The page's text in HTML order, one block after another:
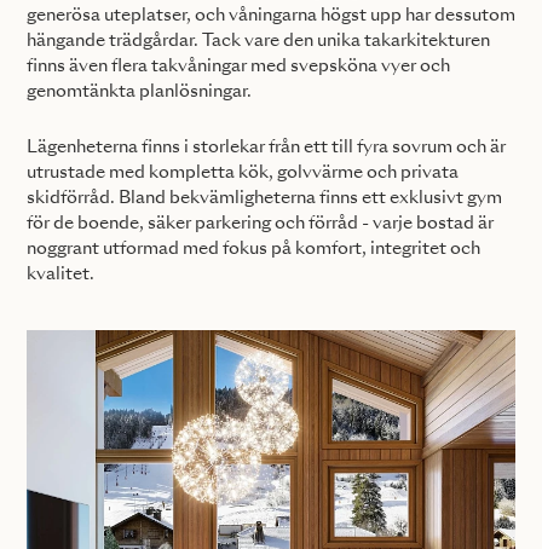
generösa uteplatser, och våningarna högst upp har dessutom
hängande trädgårdar. Tack vare den unika takarkitekturen
finns även flera takvåningar med svepsköna vyer och
genomtänkta planlösningar.
Lägenheterna finns i storlekar från ett till fyra sovrum och är
utrustade med kompletta kök, golvvärme och privata
skidförråd. Bland bekvämligheterna finns ett exklusivt gym
för de boende, säker parkering och förråd - varje bostad är
noggrant utformad med fokus på komfort, integritet och
kvalitet.